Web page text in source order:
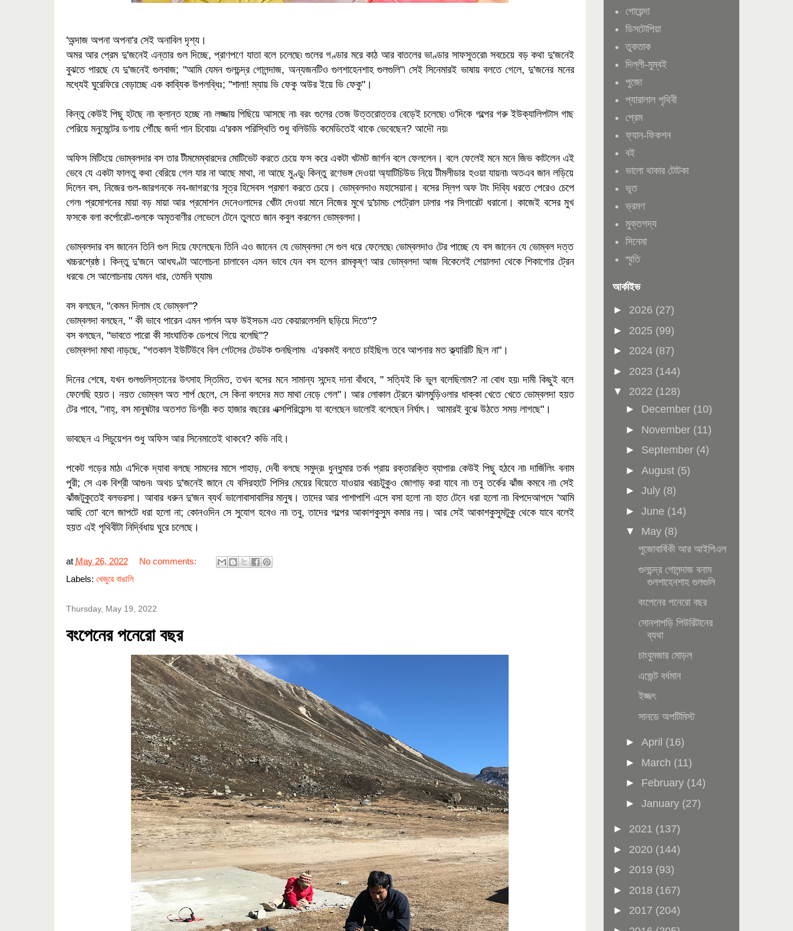
'অন্দাজ অপনা অপনা'র সেই অনাবিল দৃশ্য।
অমর আর প্রেম দু'জনেই এন্তার গুল দিচ্ছে, প্রাণপণে যাতা বলে চলেছে৷ গুলের গণ্ডার মরে কাঠ আর বাতলের ভাণ্ডার সাফসুতরো৷ সবচেয়ে বড় কথা দু'জনেই
বুঝতে পারছে যে দু'জনেই গুলবাজ; "আমি যেমন গুলচন্দ্র গোলন্দাজ, অন্যজনটিও গুলশাহেনশাহ গুলগুলি"৷ সেই সিনেমারই ভাষায় বলতে গেলে, দু'জনের মনের
মধ্যেই ঘুরেফিরে বেড়াচ্ছে এক কাব্যিক উপলব্ধিঃ; "শালা! ম্যায় ভি ফেকু অউর ইয়ে ভি ফেকু"।
কিন্তু কেউই পিছু হটছে না৷ ক্লান্ত হচ্ছে না৷ লজ্জায় পিছিয়ে আসছে না৷ বরং গুলের তেজ উত্তরোত্তর বেড়েই চলেছে৷ ও'দিকে গল্পের গরু ইউক্যালিপটাস গাছ
পেরিয়ে মনুমেন্টের ডগায় পৌঁছে জর্দা পান চিবোয়৷ এ'রকম পরিস্থিতি শুধু বলিউডি কমেডিতেই থাকে ভেবেছেন? আদৌ নয়৷
অফিস মিটিংয়ে ভোম্বলদার বস তার টীমমেম্বারদের মোটিভেট করতে চেয়ে ফস করে একটা খটমট জার্গন বলে ফেললেন। বলে ফেলেই মনে মনে জিভ কাটলেন এই
ভেবে যে একটা ফালতু কথা বেরিয়ে গেল যার না আছে মাথা, না আছে মুণ্ডু৷ কিন্তু রণেভঙ্গ দেওয়া অ্যাটিচিউড নিয়ে টীমলীডার হওয়া যায়না৷ অতএব জান লড়িয়ে
দিলেন বস, নিজের গুল-জারগনকে নব-জাগরণের সূত্র হিসেবস প্রমাণ করতে চেয়ে। ভোম্বলদাও মহাসেয়ানা। বসের স্লিপ অফ টাং দিব্যি ধরতে পেরেও চেপে
গেল৷ প্রমোশনের মায়া বড় মায়া আর প্রমোশন দেনেওলাদের খোঁটা দেওয়া মানে নিজের মুখে দু'চামচ পেট্রোল ঢালার পর সিগারেট ধরানো। কাজেই বসের মুখ
ফসকে বলা কর্পোরেট-গুলকে অমৃতবাণীর লেভেলে টেনে তুলতে জান কবুল করলেন ভোম্বলদা।
ভোম্বলদার বস জানেন তিনি গুল দিয়ে ফেলেছেন৷ তিনি এও জানেন যে ভোম্বলদা সে গুল ধরে ফেলেছে৷ ভোম্বলদাও টের পাচ্ছে যে বস জানেন যে ভোম্বল দত্ত
খচ্চরশ্রেষ্ঠ। কিন্তু দু'জনে আধঘণ্টা আলোচনা চালাবেন এমন ভাবে যেন বস হলেন রামকৃষ্ণ আর ভোম্বলদা আজ বিকেলেই শেয়ালদা থেকে শিকাগোর ট্রেন
ধরবে৷ সে আলোচনায় যেমন ধার, তেমনি ঘ্যাম৷
বস বলছেন, "কেমন দিলাম হে ভোম্বল"?
ভোম্বলদা বলছেন, " কী ভাবে পারেন এমন পার্লস অফ উইসডম এত কেয়ারলেসলি ছড়িয়ে দিতে"?
বস বলছেন, "ভাবতে পারো কী সাংঘাতিক ডেপথে গিয়ে বলেছি"?
ভোম্বলদা মাথা নাড়ছে, "গতকাল ইউটিউবে বিল গেটসের টেডটক শুনছিলাম৷ এ'রকমই বলতে চাইছিল৷ তবে আপনার মত ক্ল্যারিটি ছিল না"।
দিনের শেষে, যখন গুলগুলিস্তানের উৎসাহ স্তিমিত, তখন বসের মনে সামান্য সন্দেহ দানা বাঁধবে, " সত্যিই কি ভুল বলেছিলাম? না বোধ হয়৷ দামী কিছুই বলে
ফেলেছি হয়ত। নয়ত ভোম্বল অত শার্প ছেলে, সে কিনা বলদের মত মাথা নেড়ে গেল"। আর লোকাল ট্রেনে ঝালমুড়িওলার ধাক্কা খেতে খেতে ভোম্বলদা হয়ত
টের পাবে, "নাহ্, বস মানুষটার অতশত ডিগ্রী৷ কত হাজার বছরের এক্সপিরিয়েন্স৷ যা বলেছেন ভালোই বলেছেন নির্ঘাৎ। আমারই বুঝে উঠতে সময় লাগছে"।
ভাবছেন এ সিচুয়েশন শুধু অফিস আর সিনেমাতেই থাকবে? কভি নহি।
পকেট গড়ের মাঠ৷ এ'দিকে দ্যাবা বলছে সামনের মাসে পাহাড়, দেবী বলছে সমুদ্র৷ ধুন্ধুমার তর্ক৷ প্রায় রক্তারক্তি ব্যাপার৷ কেউই পিছু হঠবে না৷ দার্জিলিং বনাম
পুরী; সে এক বিশ্রী আগুন৷ অথচ দু'জনেই জানে যে বসিরহাটে পিসির মেয়ের বিয়েতে যাওয়ার খরচটুকুও জোগাড় করা যাবে না৷ তবু তর্কের ঝাঁজ কমবে না৷ সেই
ঝাঁজটুকুতেই বলভরসা। আবার ধরুন দু'জন ব্যর্থ ভালোবাসাবাসির মানুষ। তাদের আর পাশাপাশি এসে বসা হলো না৷ হাত টেনে ধরা হলো না৷ বিপদেআপদে 'আমি
আছি তো' বলে জাপটে ধরা হলো না; কোনওদিন সে সুযোগ হবেও না৷ তবু, তাদের গল্পের আকাশকুসুম কমার নয়। আর সেই আকাশকুসুমটুকু থেকে যাবে বলেই
হয়ত এই পৃথিবীটা নির্দ্বিধায় ঘুরে চলেছে।
at May 26, 2022
No comments:
Labels: খেজুরে বাঙালি
Thursday, May 19, 2022
বংপেনের পনেরো বছর
গোয়েন্দা
ডিসটোপিয়া
তুকতাক
দিল্লী-মুম্বই
পুজো
প্যারালাল পৃথিবী
প্রেম
ফ্যান-ফিকশন
বই
ভালো থাকার টোটকা
ভূত
ভ্রমণ
মুক্তগদ্য
সিনেমা
স্মৃতি
আর্কাইভ
► 2026 (27)
► 2025 (99)
► 2024 (87)
► 2023 (144)
▼ 2022 (128)
► December (10)
► November (11)
► September (4)
►August (5)
►July (8)
►June (14)
▼ May (8)
পুজোবার্ষিকী আর আইপিএল
গুলচন্দ্র গোলন্দাজ বনাম
গুলশাহেনশাহ গুলগুলি
বংপেনের পনেরো বছর
সোনপাপড়ি পিউরিটানের
ব্যথা
চাংবুমজার মোড়ল
এজেন্ট বর্ধমান
ইজ্জৎ
সানডে অপটিমিস্ট
►April (16)
► March (11)
► February (14)
►January (27)
► 2021 (137)
► 2020 (144)
► 2019 (93)
► 2018 (167)
► 2017 (204)